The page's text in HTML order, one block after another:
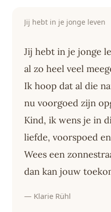
Jij hebt in je jonge leven
Jij hebt in je jonge
al zo heel veel
Ik hoop dat al die
nu voorgoed zijn
Kind, ik wens je in
liefde, voorspoed
Wees een
dan kan jouw
— Klarie Rühl